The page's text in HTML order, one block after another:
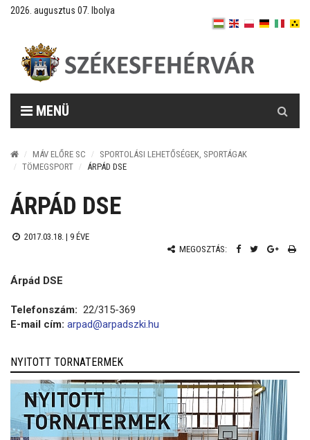
2026. augusztus 07. Ibolya
MENÜ
MÁV ELŐRE SC
SPORTOLÁSI LEHETŐSÉGEK, SPORTÁGAK
TÖMEGSPORT
ÁRPÁD DSE
ÁRPÁD DSE
2017.03.18. | 9 ÉVE
MEGOSZTÁS:
Árpád DSE
Telefonszám: 22/315-369
E-mail cím: arpad@arpadszki.hu
NYITOTT TORNATERMEK